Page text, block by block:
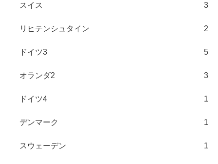
スイス 3
リヒテンシュタイン 2
ドイツ3 5
オランダ2 3
ドイツ4 1
デンマーク 1
スウェーデン 1